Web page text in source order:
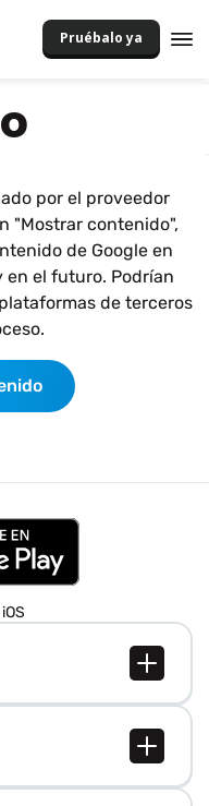
Pruébalo ya
por el proveedor
"Mostrar contenido",
de Google en
en el futuro. Podrían
de terceros